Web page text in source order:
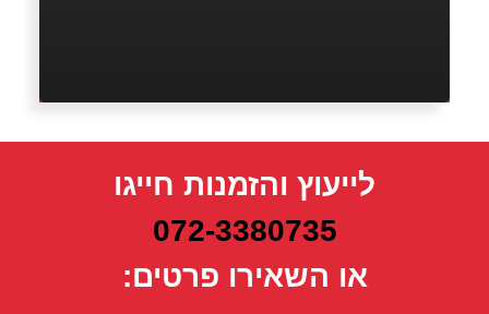
לייעוץ והזמנות חייגו
072-3380735
או השאירו פרטים: